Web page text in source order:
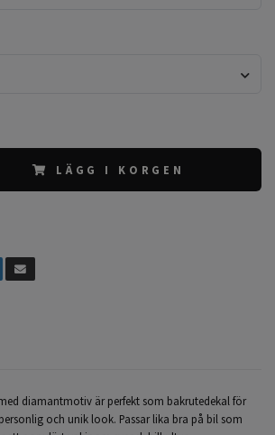
LÄGG I KORGEN
diamantmotiv är perfekt som bakrutedekal för
och unik look. Passar lika bra på bil som